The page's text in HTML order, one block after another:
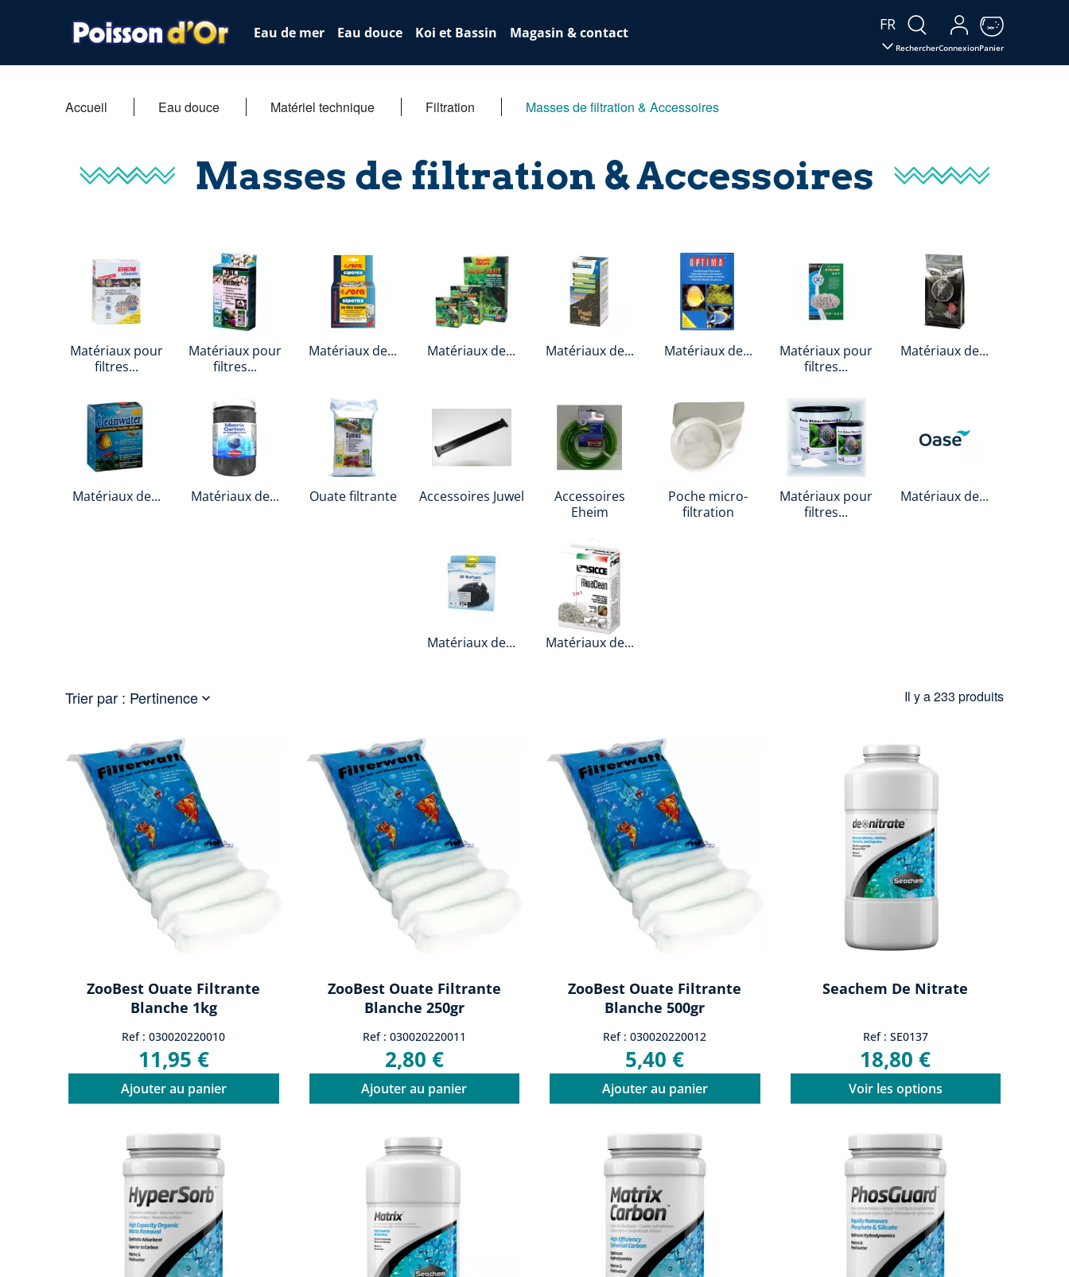
Eau de mer Eau douce Koi et Bassin Magasin & contact FR
RechercherConnexionPanier
Accueil Eau douce Matériel technique Filtration Masses de filtration & Accessoires
Masses de filtration & Accessoires
Matériaux pour
filtres...
Matériaux pour
filtres...
Matériaux de... Matériaux de... Matériaux de... Matériaux de...
Matériaux pour
filtres...
Matériaux de...
Matériaux de... Matériaux de... Ouate filtrante Accessoires Juwel
Accessoires
Eheim
Poche micro-
filtration
Matériaux pour
filtres...
Matériaux de...
Matériaux de... Matériaux de...
Trier par : Pertinence  Il y a 233 produits
ZooBest Ouate Filtrante
Blanche 1kg
Ref : 030020220010
11,95 €
Ajouter au panier
ZooBest Ouate Filtrante
Blanche 250gr
Ref : 030020220011
2,80 €
Ajouter au panier
ZooBest Ouate Filtrante
Blanche 500gr
Ref : 030020220012
5,40 €
Ajouter au panier
Seachem De Nitrate
Ref : SE0137
18,80 €
Voir les options